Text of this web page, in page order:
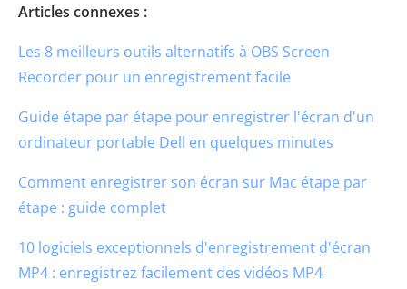
Articles connexes :
Les 8 meilleurs outils alternatifs à OBS Screen
Recorder pour un enregistrement facile
Guide étape par étape pour enregistrer l'écran d'un
ordinateur portable Dell en quelques minutes
Comment enregistrer son écran sur Mac étape par
étape : guide complet
10 logiciels exceptionnels d'enregistrement d'écran
MP4 : enregistrez facilement des vidéos MP4